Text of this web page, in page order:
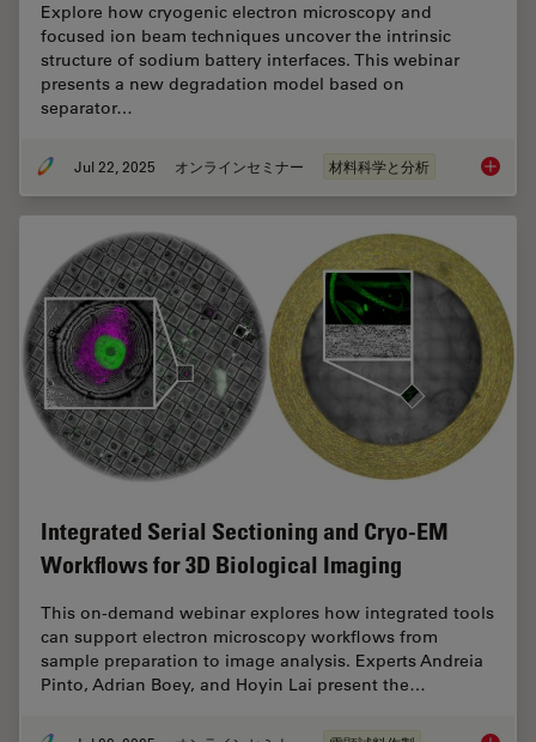
Explore how cryogenic electron microscopy and
focused ion beam techniques uncover the intrinsic
structure of sodium battery interfaces. This webinar
presents a new degradation model based on
separator…
Jul 22, 2025 オンラインセミナー 材料科学と分析
Integrated Serial Sectioning and Cryo-EM
Workflows for 3D Biological Imaging
This on-demand webinar explores how integrated tools
can support electron microscopy workflows from
sample preparation to image analysis. Experts Andreia
Pinto, Adrian Boey, and Hoyin Lai present the…